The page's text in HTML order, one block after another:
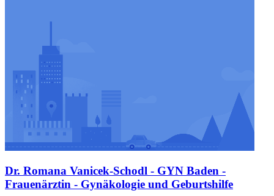
Dr. Romana Vanicek-Schodl - GYN Baden -
Frauenärztin - Gynäkologie und Geburtshilfe